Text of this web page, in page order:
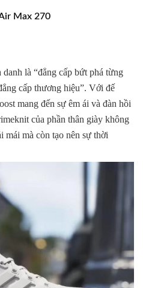
là “đẳng cấp bứt phá từng
cấp thương hiệu”. Với đế
mang đến sự êm ái và đàn hồi
của phần thân giày không
mái mà còn tạo nên sự thời